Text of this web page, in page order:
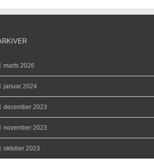
marts 2026
januar 2024
december 2023
november 2023
oktober 2023